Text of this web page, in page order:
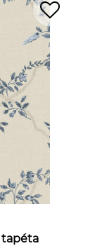
tapéta